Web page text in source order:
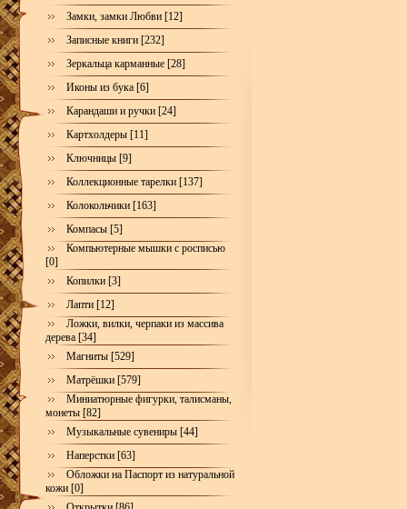
Замки, замки Любви [12]
Записные книги [232]
Зеркальца карманные [28]
Иконы из бука [6]
Карандаши и ручки [24]
Картхолдеры [11]
Ключницы [9]
Коллекционные тарелки [137]
Колокольчики [163]
Компасы [5]
Компьютерные мышки с росписью
[0]
Копилки [3]
Лапти [12]
Ложки, вилки, черпаки из массива
дерева [34]
Магниты [529]
Матрёшки [579]
Миниатюрные фигурки, талисманы,
монеты [82]
Музыкальные сувениры [44]
Наперстки [63]
Обложки на Паспорт из натуральной
кожи [0]